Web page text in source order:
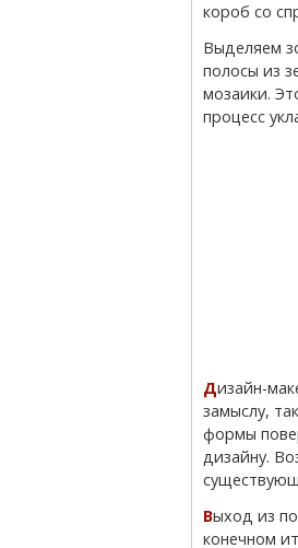
короб со
Выделяем
полосы из
мозаики.
процесс
Дизайн-макет на компьютере нам сделали в магазине. Он не совсем соответствует
замыслу,
формы
дизайну.
Выход из положения всегда есть. Нам на помощь пришел известный в народе Excel. В
конечном